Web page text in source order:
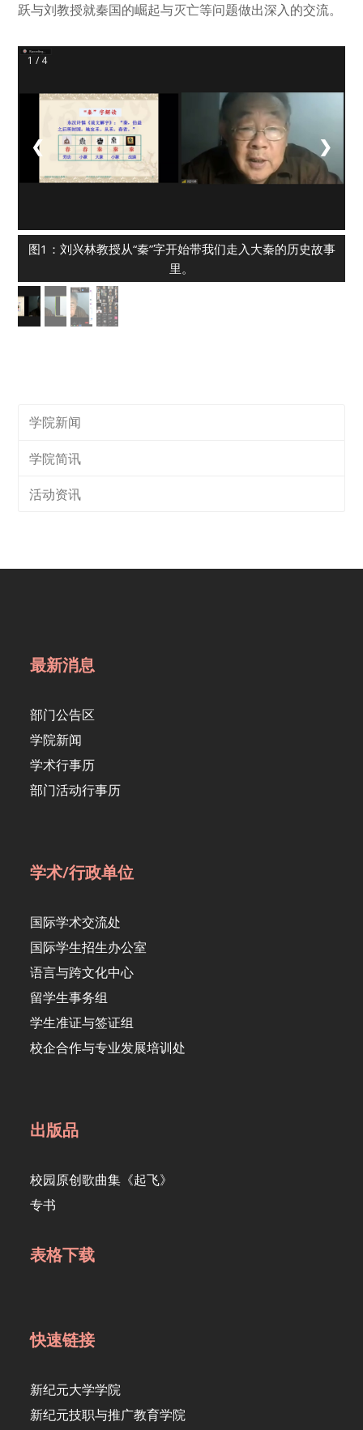
跃与刘教授就秦国的崛起与灭亡等问题做出深入的交流。
1 / 4
❮ ❯
图1：刘兴林教授从“秦”字开始带我们走入大秦的历史故事
里。
学院新闻
学院简讯
活动资讯
最新消息
部门公告区
学院新闻
学术行事历
部门活动行事历
学术/行政单位
国际学术交流处
国际学生招生办公室
语言与跨文化中心
留学生事务组
学生准证与签证组
校企合作与专业发展培训处
出版品
校园原创歌曲集《起飞》
专书
表格下载
快速链接
新纪元大学学院
新纪元技职与推广教育学院